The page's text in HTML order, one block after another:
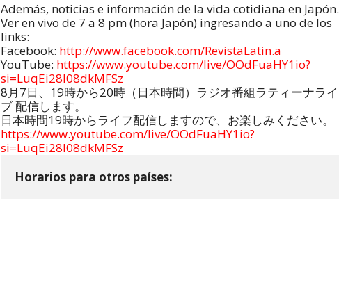
Además, noticias e información de la vida cotidiana en Japón.
Ver en vivo de 7 a 8 pm (hora Japón) ingresando a uno de los
links:
Facebook: http://www.facebook.com/RevistaLatin.a
YouTube: https://www.youtube.com/live/OOdFuaHY1io?
si=LuqEi28I08dkMFSz
8月7日、19時から20時（日本時間）ラジオ番組ラティーナライ
ブ 配信します。
日本時間19時からライフ配信しますので、お楽しみください。
https://www.youtube.com/live/OOdFuaHY1io?
si=LuqEi28I08dkMFSz
Horarios para otros países: